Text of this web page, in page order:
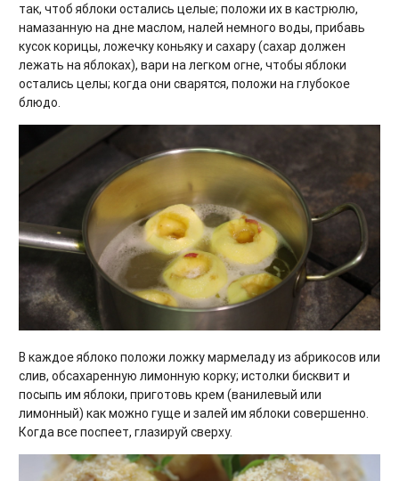
так, чтоб яблоки остались целые; положи их в кастрюлю,
намазанную на дне маслом, налей немного воды, прибавь
кусок корицы, ложечку коньяку и сахару (сахар должен
лежать на яблоках), вари на легком огне, чтобы яблоки
остались целы; когда они сварятся, положи на глубокое
блюдо.
В каждое яблоко положи ложку мармеладу из абрикосов или
слив, обсахаренную лимонную корку; истолки бисквит и
посыпь им яблоки, приготовь крем (ванилевый или
лимонный) как можно гуще и залей им яблоки совершенно.
Когда все поспеет, глазируй сверху.